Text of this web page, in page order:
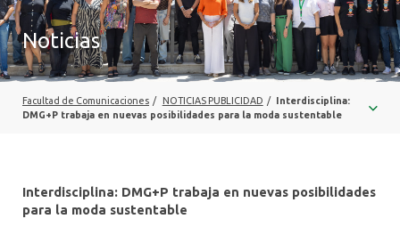
CARRERAS
POSTGRADOS Y EDUCACIÓN CONTINUA
INVESTIGACIÓN
ALUMNI
Noticias
Facultad de Comunicaciones / NOTICIAS PUBLICIDAD / Interdisciplina:
DMG+P trabaja en nuevas posibilidades para la moda sustentable
Interdisciplina: DMG+P trabaja en nuevas posibilidades
para la moda sustentable